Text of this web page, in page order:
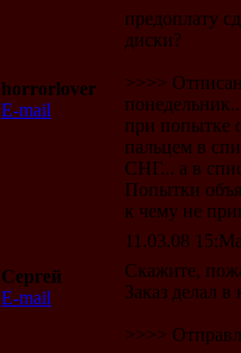
horrorlover
E-mail
предоплату
диски?
>>>>
при попытке
пальцем в
СНГ... а в
Попытки
к чему не
Сергей
E-mail
11.03.08
Скажите,
Заказ делал в
>>>>